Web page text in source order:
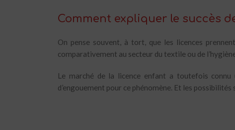
Comment expliquer le succès
On pense souvent, à tort, que les licences
comparativement au secteur du textile ou de
Le marché de la licence enfant a toutefois connu
d’engouement pour ce phénomène. Et les